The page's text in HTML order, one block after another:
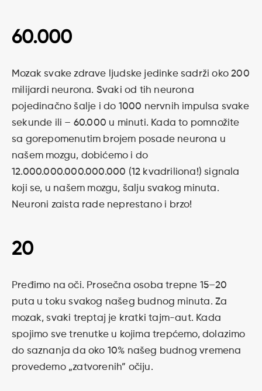
60.000
Mozak svake zdrave ljudske jedinke sadrži oko 200
milijardi neurona. Svaki od tih neurona
pojedinačno šalje i do 1000 nervnih impulsa svake
sekunde ili – 60.000 u minuti. Kada to pomnožite
sa gorepomenutim brojem posade neurona u
našem mozgu, dobićemo i do
12.000.000.000.000.000 (12 kvadriliona!) signala
koji se, u našem mozgu, šalju svakog minuta.
Neuroni zaista rade neprestano i brzo!
20
Pređimo na oči. Prosečna osoba trepne 15–20
puta u toku svakog našeg budnog minuta. Za
mozak, svaki treptaj je kratki tajm-aut. Kada
spojimo sve trenutke u kojima trepćemo, dolazimo
do saznanja da oko 10% našeg budnog vremena
provedemo „zatvorenih” očiju.